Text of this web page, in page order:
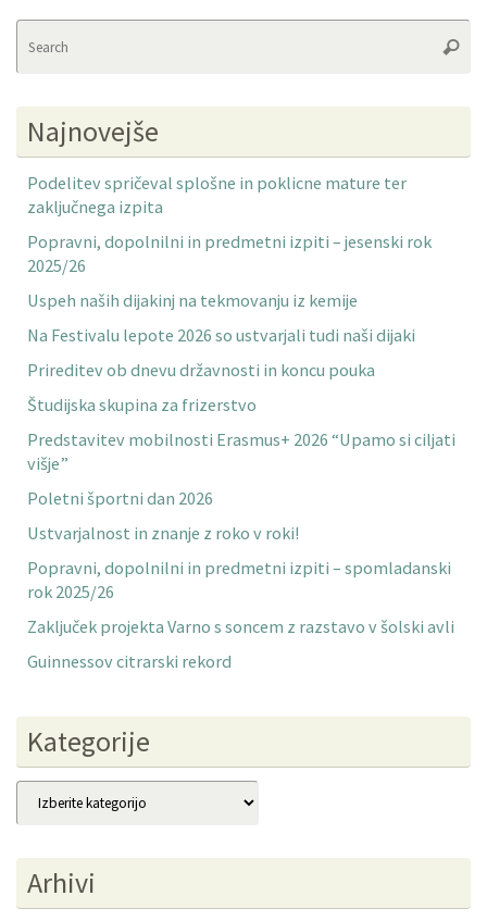
Najnovejše
Podelitev spričeval splošne in poklicne mature ter
zaključnega izpita
Popravni, dopolnilni in predmetni izpiti – jesenski rok
2025/26
Uspeh naših dijakinj na tekmovanju iz kemije
Na Festivalu lepote 2026 so ustvarjali tudi naši dijaki
Prireditev ob dnevu državnosti in koncu pouka
Študijska skupina za frizerstvo
Predstavitev mobilnosti Erasmus+ 2026 “Upamo si ciljati
višje”
Poletni športni dan 2026
Ustvarjalnost in znanje z roko v roki!
Popravni, dopolnilni in predmetni izpiti – spomladanski
rok 2025/26
Zaključek projekta Varno s soncem z razstavo v šolski avli
Guinnessov citrarski rekord
Kategorije
Kategorije
Arhivi